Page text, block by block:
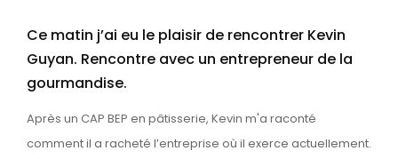
Ce matin j’ai eu le plaisir de rencontrer Kevin
Guyan. Rencontre avec un entrepreneur de la
gourmandise.
Après un CAP BEP en pâtisserie, Kevin m'a raconté
comment il a racheté l’entreprise où il exerce actuellement.